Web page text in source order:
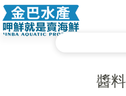
醬料